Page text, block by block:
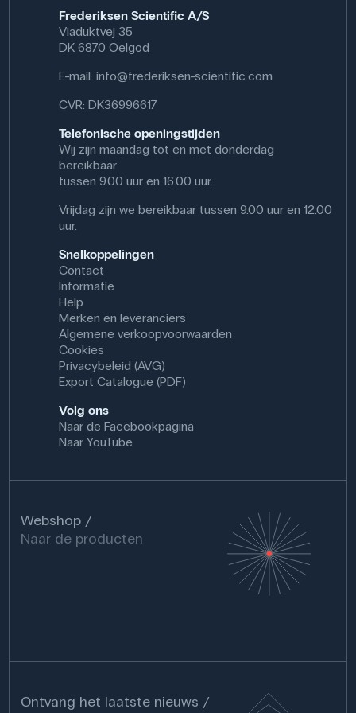
Frederiksen Scientific A/S
Viaduktvej 35
DK 6870 Oelgod
E-mail:info@frederiksen-scientific.com
CVR: DK36996617
Telefonische openingstijden
Wij zijn maandag tot en met donderdag
bereikbaar
tussen 9.00 uur en 16.00 uur.
Vrijdag zijn we bereikbaar tussen 9.00 uur en 12.00
uur.
Snelkoppelingen
Contact
Informatie
Help
Merken en leveranciers
Algemene verkoopvoorwaarden
Cookies
Privacybeleid (AVG)
Export Catalogue (PDF)
Volg ons
Naar de Facebookpagina
Naar YouTube
Webshop
Naar de producten
Ontvang het laatste nieuws